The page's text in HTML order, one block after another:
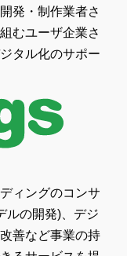
発・制作業者さ
むユーザ企業さ
タル化のサポー
ィングのコンサ
ルの開発)、デジ
善など事業の持